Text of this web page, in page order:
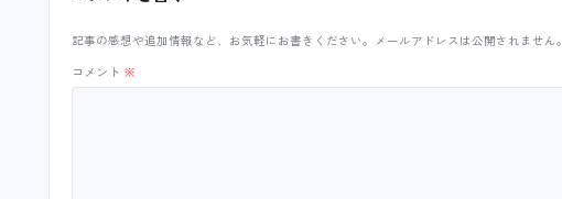
記事の感想や追加情報など、お気軽にお書きください。メールアドレスは公開されません。
コメント ※